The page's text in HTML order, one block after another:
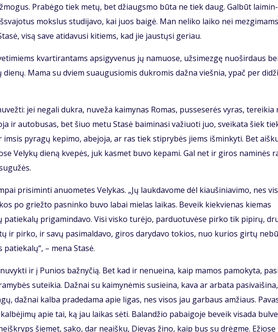
Pra­bė­go tiek me­tų, bet džiaugs­mo bū­ta ne tiek daug. Gal­būt lai­min­
moks­lus stu­di­ja­vo, kai juos bai­gė. Man ne­li­ko lai­ko nei
vi­są sa­ve ati­da­vu­si ki­tiems, kad jie jaus­tų­si ge­riau.
kvar­ti­ran­tams ap­si­gy­ve­nus jų na­muo­se, už­si­mez­gę nuo­šir­daus
Ma­ma su dviem su­au­gu­sio­mis duk­ro­mis daž­na vieš­nia, ypač per
jei ne­ga­li duk­ra, nu­ve­ža kai­my­nas Ro­mas, pus­se­se­rės vy­ras,
ir au­to­bu­sas, bet šiuo me­tu Sta­sė bai­mi­na­si va­žiuo­ti juo, svei­ka­ta šiek
py­ra­gų ke­pi­mo, abe­jo­ja, ar ras tiek stip­ry­bės jiems iš­min­ky­ti. Bet
Ve­ly­kų die­ną kve­pės, juk kas­met bu­vo ke­pa­mi. Gal net ir gi­ros na­mi­nės
pri­si­min­ti anuo­me­tes Ve­ly­kas. „Jų lauk­da­vo­me dėl kiau­ši­nia­vi­mo, nes
po griež­to pas­nin­ko bu­vo la­bai mie­las lai­kas. Be­veik kiek­vie­nas kie­mas
pa­tie­ka­lų pri­ga­min­da­vo. Vi­si vis­ko tu­rė­jo, par­duo­tu­vė­se pir­ko tik pi­pi­rų,
ir pir­ko, ir sa­vų pa­si­mal­da­vo, gi­ros da­ry­da­vo to­kios, nuo ku­rios gir­tų
– me­na Sta­sė.
ir į Pu­nios baž­ny­čią. Bet kad ir ne­nu­ei­na, kaip ma­mos pa­mo­ky­ta,
su­tei­kia. Daž­nai su kai­my­nė­mis su­si­ei­na, ka­va ar ar­ba­ta
daž­nai kal­ba pra­de­da­ma apie li­gas, nes vi­sos jau gar­baus am­žiaus.
apie tai, ką jau lai­kas sė­ti. Ba­lan­džio pa­bai­go­je be­veik vi­sa­da
šie­met, sa­ko, dar ne­aiš­ku, Die­vas ži­no, kaip bus su drėg­me.